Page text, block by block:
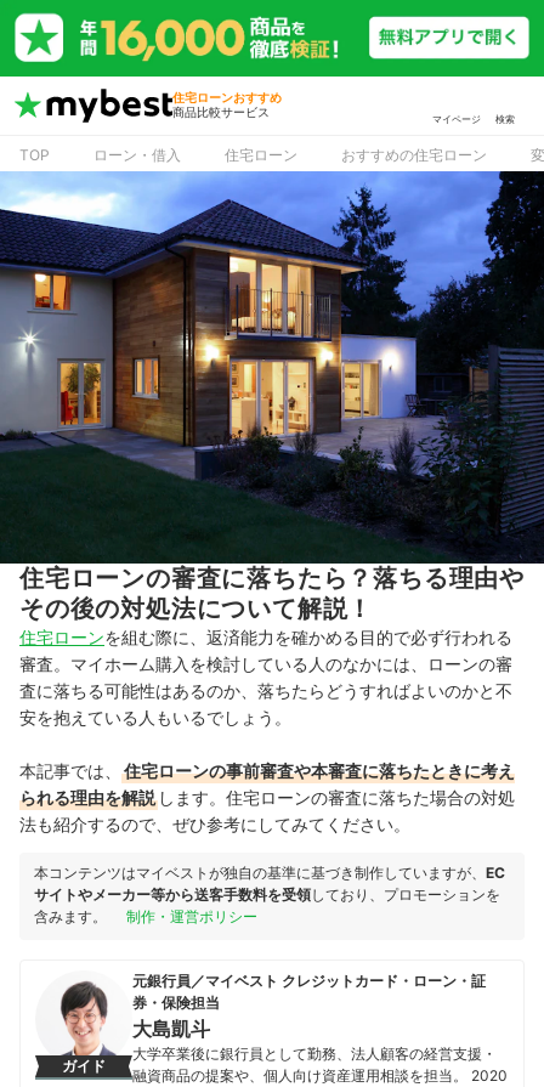
住宅ローンおすすめ
商品比較サービス
マイページ 検索
TOP ローン・借入 住宅ローン おすすめの住宅ローン
住宅ローンの審査に落ちたら？落ちる理由や
その後の対処法について解説！
住宅ローンを組む際に、返済能力を確かめる目的で必ず行われる
審査。マイホーム購入を検討している人のなかには、ローンの審
査に落ちる可能性はあるのか、落ちたらどうすればよいのかと不
安を抱えている人もいるでしょう。
本記事では、
住宅ローンの事前審査や本審査に落ちたときに考え
られる理由を解説 します。住宅ローンの審査に落ちた場合の対処
法も紹介するので、ぜひ参考にしてみてください。
本コンテンツはマイベストが独自の基準に基づき制作していますが、 EC
サイトやメーカー等から送客手数料を受領しており、プロモーションを
含みます。
制作・運営ポリシー
ガイド
元銀行員／マイベスト クレジットカード・ローン・証
券・保険担当
大島凱斗
大学卒業後に銀行員として勤務、法人顧客の経営支援・
融資商品の提案や、個人向け資産運用相談を担当。 2020